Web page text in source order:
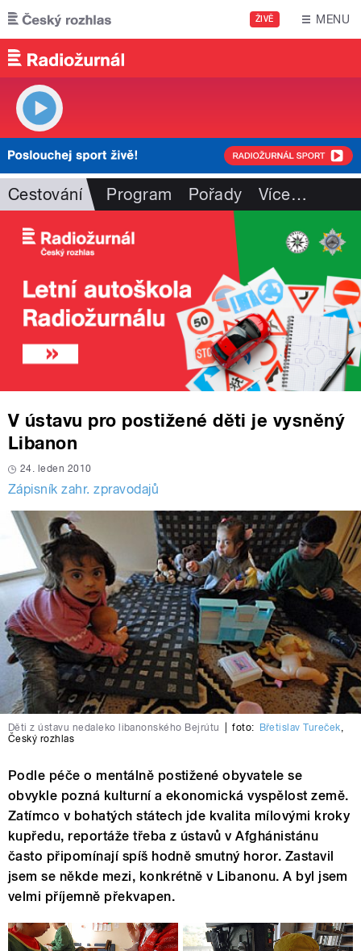
Přejít k hlavnímu obsahu
ŽIVĚ MENU
Cestování Program Pořady Více…
V ústavu pro postižené děti je vysněný
Libanon
24. leden 2010
Zápisník zahr. zpravodajů
Děti z ústavu nedaleko libanonského Bejrútu foto: Břetislav Tureček,
Český rozhlas
Podle péče o mentálně postižené obyvatele se
obvykle pozná kulturní a ekonomická vyspělost země.
Zatímco v bohatých státech jde kvalita mílovými kroky
kupředu, reportáže třeba z ústavů v Afghánistánu
často připomínají spíš hodně smutný horor. Zastavil
jsem se někde mezi, konkrétně v Libanonu. A byl jsem
velmi příjemně překvapen.